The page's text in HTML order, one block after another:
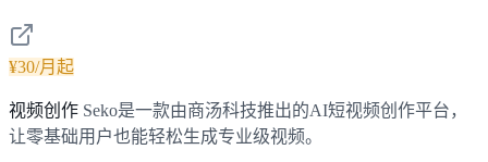
¥30/月起
视频创作 Seko是一款由商汤科技推出的AI短视频创作平台，
让零基础用户也能轻松生成专业级视频。